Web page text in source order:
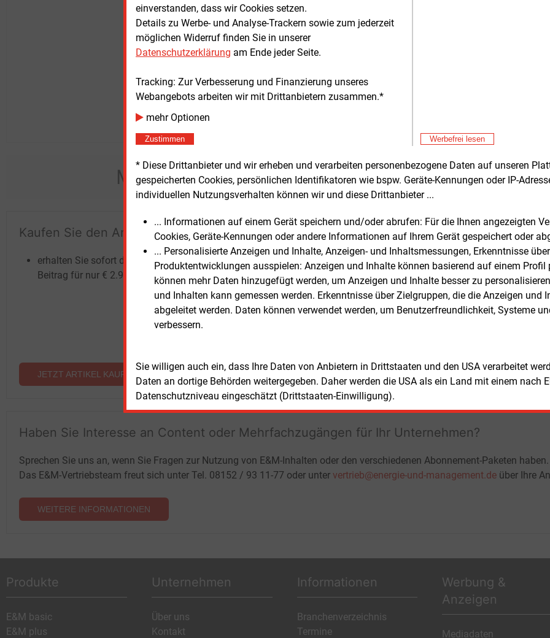
einverstanden, dass wir Cookies setzen.
Details zu Werbe- und Analyse-Trackern sowie zum jederzeit
möglichen Widerruf finden Sie in unserer
Datenschutzerklärung am Ende jeder Seite.
Tracking: Zur Verbesserung und Finanzierung unseres
Webangebots arbeiten wir mit Drittanbietern zusammen.*
mehr Optionen
Zustimmen Werbefrei lesen
* Diese Drittanbieter und wir erheben und verarbeiten personenbezogene Daten auf unseren
gespeicherten Cookies, persönlichen Identifikatoren wie bspw. Geräte-Kennungen oder IP-
individuellen Nutzungsverhalten können wir und diese Drittanbieter ...
... Informationen auf einem Gerät speichern und/oder abrufen: Für die Ihnen angezeigten
Cookies, Geräte-Kennungen oder andere Informationen auf Ihrem Gerät gespeichert oder
... Personalisierte Anzeigen und Inhalte, Anzeigen- und Inhaltsmessungen, Erkenntnisse
Produktentwicklungen ausspielen: Anzeigen und Inhalte können basierend auf einem Profil
können mehr Daten hinzugefügt werden, um Anzeigen und Inhalte besser zu
und Inhalten kann gemessen werden. Erkenntnisse über Zielgruppen, die die Anzeigen und
abgeleitet werden. Daten können verwendet werden, um Benutzerfreundlichkeit, Systeme
verbessern.
Sie willigen auch ein, dass Ihre Daten von Anbietern in Drittstaaten und den USA verarbeitet
Daten an dortige Behörden weitergegeben. Daher werden die USA als ein Land mit einem nach
Datenschutzniveau eingeschätzt (Drittstaaten-Einwilligung).
Möchten Sie diese und weitere Nachrichten
Kaufen Sie den Artikel
erhalten Sie sofort diesen redaktionellen
Beitrag für nur € 2.98
JETZT ARTIKEL KAUFEN
Testen SieE&M
kostenlos
und unverbindlich
Zwei Wochen kostenfreier Zugang
Zugang auf stündlich aktualisierte
Nachrichten mit Prognose- und
ohne automatische Verlängerung
Login
Haben Sie Interesse an Content oder Mehrfachzugängen für Ihr Unternehmen?
Sprechen Sie uns an, wenn Sie Fragen zur Nutzung von E&M-Inhalten oder den verschiedenen Abonnement-Paketen haben.
Das E&M-Vertriebsteam freut sich unter Tel. 08152 / 93 11-77 oder unter vertrieb@energie-und-management.de über Ihre
WEITERE INFORMATIONEN
Produkte
E&M basic
E&M plus
Unternehmen
Über uns
Kontakt
Informationen
Branchenverzeichnis
Termine
Werbung &
Anzeigen
Mediadaten